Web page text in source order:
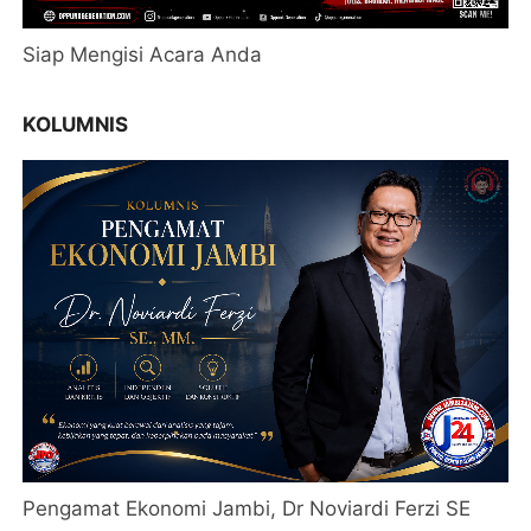
Siap Mengisi Acara Anda
KOLUMNIS
Pengamat Ekonomi Jambi, Dr Noviardi Ferzi SE